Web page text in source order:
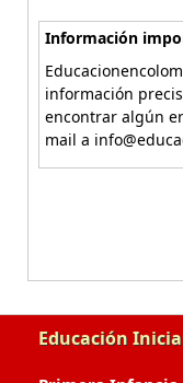
Información
información
encontrar algún
mail a
Educación